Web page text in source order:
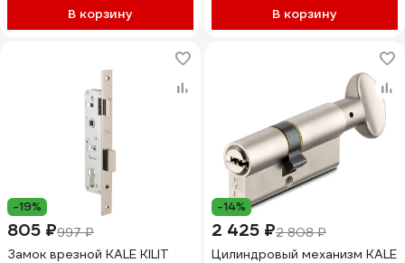
В корзину В корзину
-19%
805 ₽997 ₽
Замок врезной KALE KILIT
-14%
2 425 ₽2 808 ₽
Цилиндровый механизм KALE